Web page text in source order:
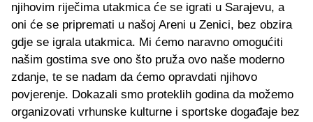
njihovim riječima utakmica će se igrati u Sarajevu, a
oni će se pripremati u našoj Areni u Zenici, bez obzira
gdje se igrala utakmica. Mi ćemo naravno omogućiti
našim gostima sve ono što pruža ovo naše moderno
zdanje, te se nadam da ćemo opravdati njihovo
povjerenje. Dokazali smo proteklih godina da možemo
organizovati vrhunske kulturne i sportske događaje bez